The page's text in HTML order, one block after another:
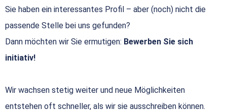
Sie haben ein interessantes Profil – aber (noch) nicht die
passende Stelle bei uns gefunden?
Dann möchten wir Sie ermutigen: Bewerben Sie sich
initiativ!
Wir wachsen stetig weiter und neue Möglichkeiten
entstehen oft schneller, als wir sie ausschreiben können.